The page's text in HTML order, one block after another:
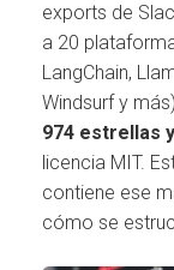
exports de
a 20
LangChain,
Windsurf y
974 estrellas
licencia MIT.
contiene ese
cómo se